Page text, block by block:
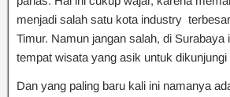
menjadi salah satu kota industry
Timur. Namun jangan salah, di Surabaya
tempat wisata yang asik untuk dikunjungi
Dan yang paling baru kali ini namanya